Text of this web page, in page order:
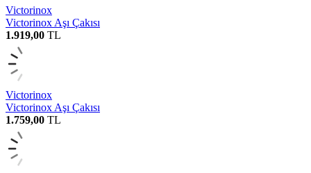
Victorinox
Victorinox Aşı Çakısı
1.919,00 TL
Victorinox
Victorinox Aşı Çakısı
1.759,00 TL